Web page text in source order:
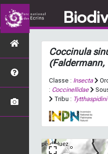
Coccinula
(Faldermann,
Classe : Insecta
: Coccinellidae
Tribu : Tytthaspidini